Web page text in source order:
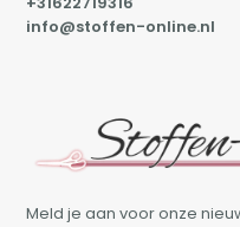
info@stoffen-online.nl
Meld je aan voor onze